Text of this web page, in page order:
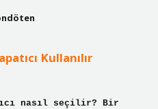
Kullanılır
nasıl seçilir? Bir